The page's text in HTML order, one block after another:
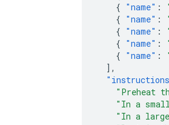
{ "name" :
{ "name" :
{ "name" :
{ "name" :
{ "name" :
],
"Preheat
"In a
"In a